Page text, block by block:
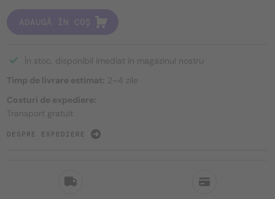
ADAUGĂ ÎN COȘ
În stoc, disponibil imediat în magazinul nostru
Timp de livrare estimat: 2–4 zile
Costuri de expediere:
Transport gratuit
DESPRE EXPEDIERE